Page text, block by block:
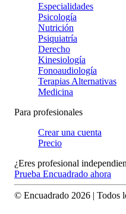
Especialidades
Psicología
Nutrición
Psiquiatría
Derecho
Kinesiología
Fonoaudiología
Terapias Alternativas
Medicina
Para profesionales
Crear una cuenta
Precio
¿Eres profesional
Prueba Encuadrado ahora
© Encuadrado 2026 | Todos